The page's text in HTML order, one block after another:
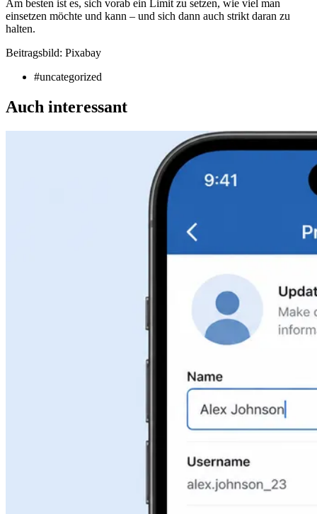
Am besten ist es, sich vorab ein Limit zu setzen, wie viel man
einsetzen möchte und kann – und sich dann auch strikt daran zu
halten.
Beitragsbild: Pixabay
#uncategorized
Auch interessant